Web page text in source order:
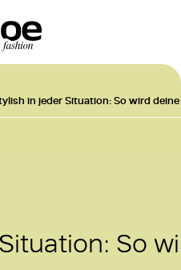
in jeder Situation: So wird
So